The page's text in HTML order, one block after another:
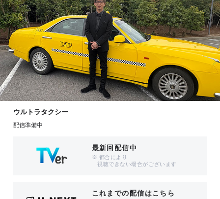
ウルトラタクシー
配信準備中
最新回配信中
※ 都合により
視聴できない場合がございます
これまでの配信はこちら